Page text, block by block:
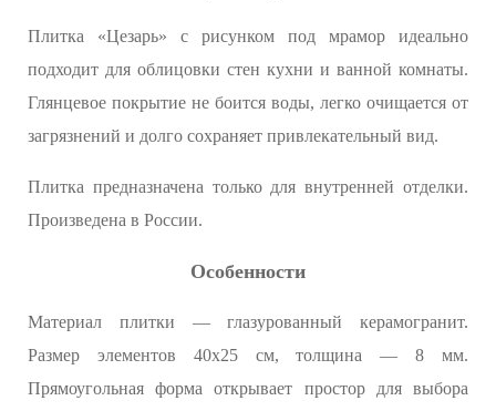
Плитка «Цезарь» с рисунком под мрамор идеально
подходит для облицовки стен кухни и ванной комнаты.
Глянцевое покрытие не боится воды, легко очищается от
загрязнений и долго сохраняет привлекательный вид.
Плитка предназначена только для внутренней отделки.
Произведена в России.
Особенности
Материал плитки — глазурованный керамогранит.
Размер элементов 40x25 см, толщина — 8 мм.
Прямоугольная форма открывает простор для выбора